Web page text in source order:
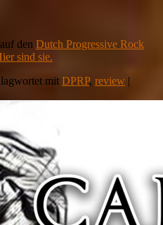
den Dutch Progressive Rock
sind sie.
mit DPRP, review |